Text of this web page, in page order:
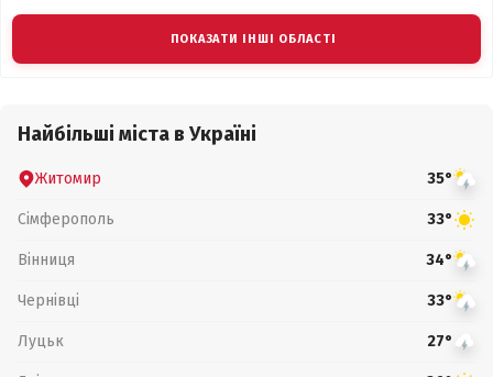
ПОКАЗАТИ ІНШІ ОБЛАСТІ
Найбільші міста в Україні
Житомир 35°
Сімферополь 33°
Вінниця 34°
Чернівці 33°
Луцьк 27°